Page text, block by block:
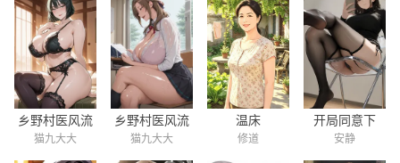
孕母
乡野村医风流
事（第二部）
猫九大大
乡野村医风流
事（第三部）
猫九大大
温床
修道
开局同意下
乡，我不当反
安静